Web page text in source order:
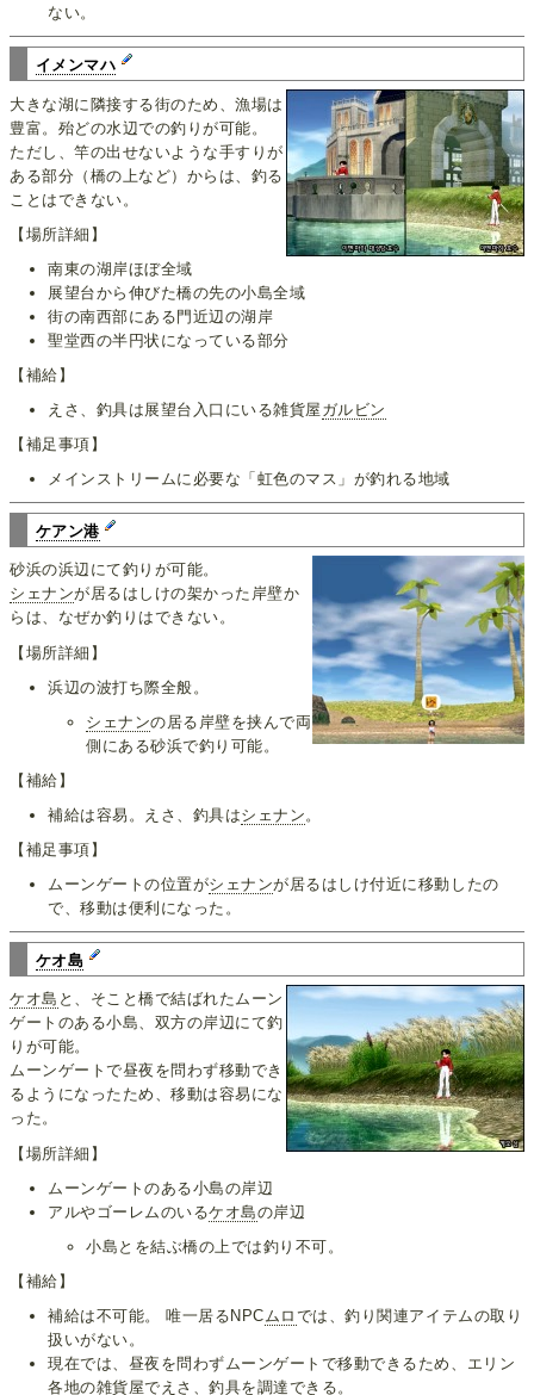
ない。
イメンマハ
大きな湖に隣接する街のため、漁場は
豊富。殆どの水辺での釣りが可能。
ただし、竿の出せないような手すりが
ある部分（橋の上など）からは、釣る
ことはできない。
【場所詳細】
南東の湖岸ほぼ全域
展望台から伸びた橋の先の小島全域
街の南西部にある門近辺の湖岸
聖堂西の半円状になっている部分
【補給】
えさ、釣具は展望台入口にいる雑貨屋 ガルビン
【補足事項】
メインストリームに必要な「虹色のマス」が釣れる地域
ケアン港
砂浜の浜辺にて釣りが可能。
シェナンが居るはしけの架かった岸壁か
らは、なぜか釣りはできない。
【場所詳細】
浜辺の波打ち際全般。
シェナンの居る岸壁を挟んで両
側にある砂浜で釣り可能。
【補給】
補給は容易。えさ、釣具はシェナン 。
【補足事項】
ムーンゲートの位置がシェナンが居るはしけ付近に移動したの
で、移動は便利になった。
ケオ島
ケオ島 と、そこと橋で結ばれたムーン
ゲートのある小島、双方の岸辺にて釣
りが可能。
ムーンゲートで昼夜を問わず移動でき
るようになったため、移動は容易にな
った。
【場所詳細】
ムーンゲートのある小島の岸辺
アルやゴーレムのいるケオ島の岸辺
小島とを結ぶ橋の上では釣り不可。
【補給】
補給は不可能。 唯一居るNPC ムロ では、釣り関連アイテムの取り
扱いがない。
現在では、昼夜を問わずムーンゲートで移動できるため、エリン
各地の雑貨屋でえさ、釣具を調達できる。